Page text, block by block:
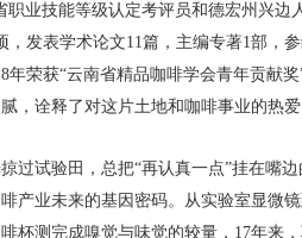
职业技能等级认定考评员和德宏州兴边
，发表学术论文11篇，主编专著1部，
年荣获“云南省精品咖啡学会青年贡献
，诠释了对这片土地和咖啡事业的热爱
过试验田，总把“再认真一点”挂在嘴
业未来的基因密码。从实验室显微
杯测完成嗅觉与味觉的较量，17年来